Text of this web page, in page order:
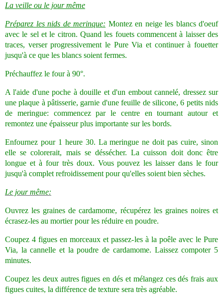
La veille ou le jour même
Préparez les nids de merinque: Montez en neige les blancs d'oeuf
avec le sel et le citron. Quand les fouets commencent à laisser des
traces, verser progressivement le Pure Via et continuer à fouetter
jusqu'à ce que les blancs soient fermes.
Préchauffez le four à 90°.
A l'aide d'une poche à douille et d'un embout cannelé, dressez sur
une plaque à pâtisserie, garnie d'une feuille de silicone, 6 petits nids
de meringue: commencez par le centre en tournant autour et
remontez une épaisseur plus importante sur les bords.
Enfournez pour 1 heure 30. La meringue ne doit pas cuire, sinon
elle se colorerait, mais se déssécher. La cuisson doit donc être
longue et à four très doux. Vous pouvez les laisser dans le four
jusqu'à complet refroidissement pour qu'elles soient bien sèches.
Le jour même:
Ouvrez les graines de cardamome, récupérez les graines noires et
écrasez-les au mortier pour les réduire en poudre.
Coupez 4 figues en morceaux et passez-les à la poêle avec le Pure
Via, la cannelle et la poudre de cardamome. Laissez compoter 5
minutes.
Coupez les deux autres figues en dés et mélangez ces dés frais aux
figues cuites, la différence de texture sera très agréable.